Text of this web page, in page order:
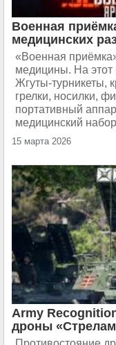
Военная
медицинских
«Военная
медицины. На этот
Жгуты-турникеты,
грелки, носилки,
портативный
медицинский
15 марта 2026
Army
дроны